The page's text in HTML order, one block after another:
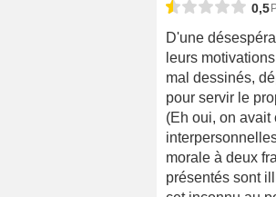
0,5
D'une
leurs
mal dessinés,
pour servir le
(Eh oui, on avait
morale à deux
présentés sont